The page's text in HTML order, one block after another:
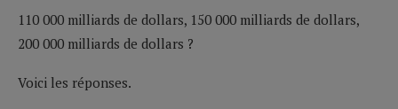
110 000 milliards de dollars, 150 000 milliards de dollars,
200 000 milliards de dollars ?
Voici les réponses.